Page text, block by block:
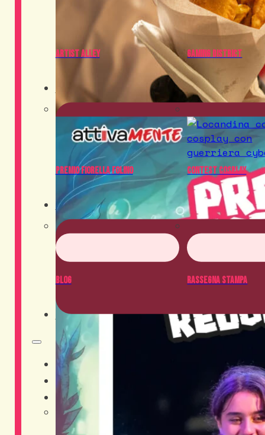
Artist Alley Gaming District
Contest
Premio Fiorella Folino Contest Cosplay
News
Blog Rassegna Stampa
Crowdfunding
HOME
CHI SIAMO
DISTRETTI